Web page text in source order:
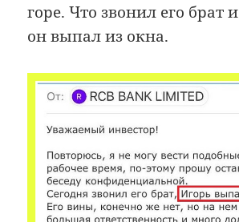
горе. Что звонил его брат
он выпал из окна.